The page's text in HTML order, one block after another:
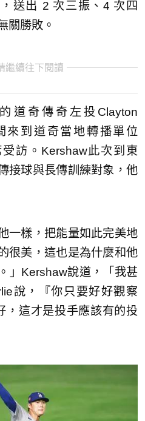
送出 2 次三振、4 次四
關勝敗。
繼續往下閱讀
道奇傳奇左投Clayton
來到道奇當地轉播單位
訪。Kershaw此次到東
接球與長傳訓練對象，他
一樣，把能量如此完美地
很美，這也是為什麼和他
」Kershaw說道，「我甚
說，『你只要好好觀察
，這才是投手應該有的投